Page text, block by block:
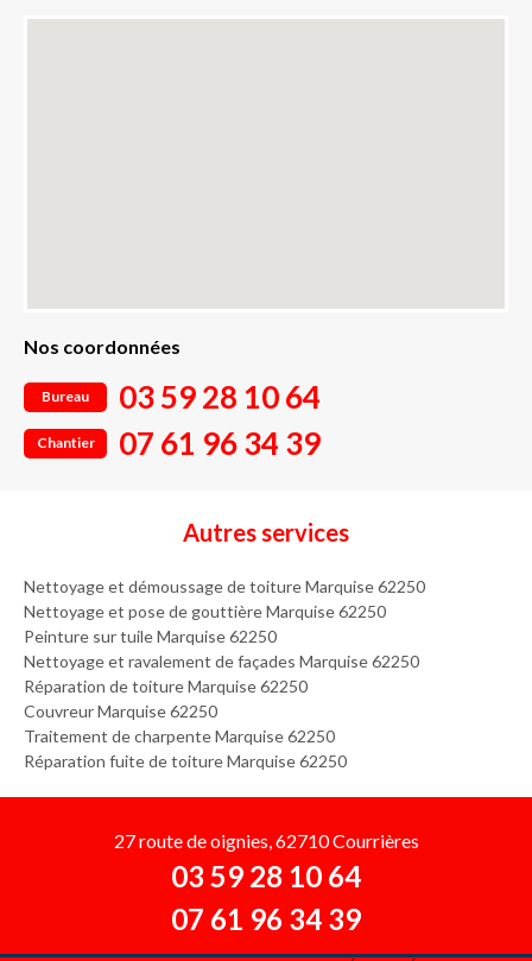
Nos coordonnées
Bureau 03 59 28 10 64
Chantier 07 61 96 34 39
Autres services
Nettoyage et démoussage de toiture Marquise 62250
Nettoyage et pose de gouttière Marquise 62250
Peinture sur tuile Marquise 62250
Nettoyage et ravalement de façades Marquise 62250
Réparation de toiture Marquise 62250
Couvreur Marquise 62250
Traitement de charpente Marquise 62250
Réparation fuite de toiture Marquise 62250
27 route de oignies, 62710 Courrières
03 59 28 10 64
07 61 96 34 39